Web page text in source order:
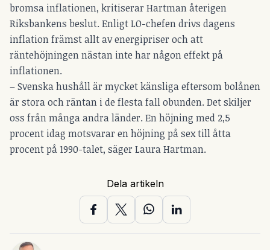
bromsa inflationen, kritiserar Hartman återigen
Riksbankens beslut. Enligt LO-chefen drivs dagens
inflation främst allt av energipriser och att
räntehöjningen nästan inte har någon effekt på
inflationen.
– Svenska hushåll är mycket känsliga eftersom bolånen
är stora och räntan i de flesta fall obunden. Det skiljer
oss från många andra länder. En höjning med 2,5
procent idag motsvarar en höjning på sex till åtta
procent på 1990-talet, säger Laura Hartman.
Dela artikeln